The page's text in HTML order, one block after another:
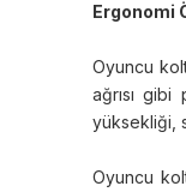
Ergonomi
Oyuncu
ağrısı gibi
yüksekliği,
Oyuncu